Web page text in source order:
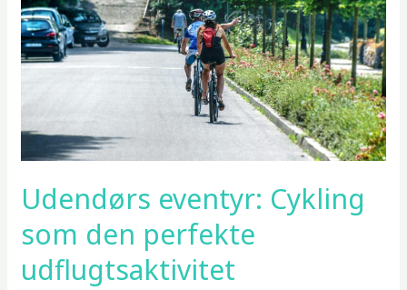
aktiviteter
Udendørs eventyr: Cykling
som den perfekte
udflugtsaktivitet